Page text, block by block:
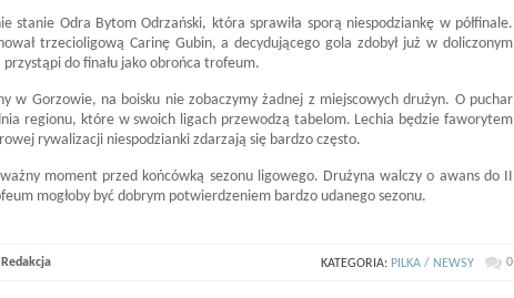
stanie Odra Bytom Odrzański, która sprawiła sporą niespodziankę w półfinale.
trzecioligową Carinę Gubin, a decydującego gola zdobył już w doliczonym
przystąpi do finału jako obrońca trofeum.
w Gorzowie, na boisku nie zobaczymy żadnej z miejscowych drużyn. O puchar
regionu, które w swoich ligach przewodzą tabelom. Lechia będzie faworytem
rywalizacji niespodzianki zdarzają się bardzo często.
moment przed końcówką sezonu ligowego. Drużyna walczy o awans do II
mogłoby być dobrym potwierdzeniem bardzo udanego sezonu.
Redakcja KATEGORIA: PILKA / NEWSY 0